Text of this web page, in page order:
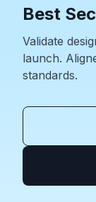
Best
Validate
launch.
standards.